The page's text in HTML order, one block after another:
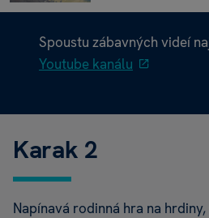
Spoustu zábavných videí
Youtube kanálu
Karak 2
Napínavá rodinná hra na